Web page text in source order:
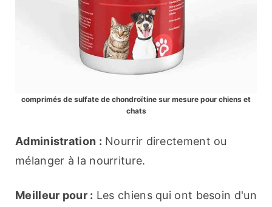
comprimés de sulfate de chondroïtine sur mesure pour chiens et
chats
Administration : Nourrir directement ou
mélanger à la nourriture.
Meilleur pour : Les chiens qui ont besoin d'un